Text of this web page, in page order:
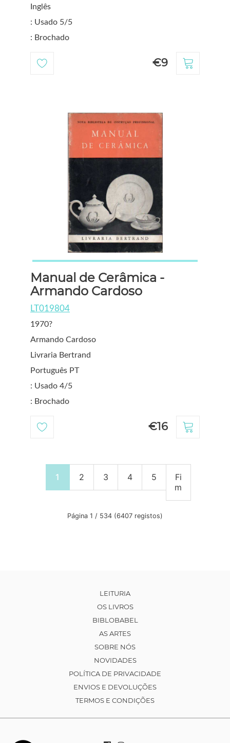
Inglês
: Usado 5/5
: Brochado
€9
Manual de Cerâmica -
Armando Cardoso
LT019804
1970?
Armando Cardoso
Livraria Bertrand
Português PT
: Usado 4/5
: Brochado
€16
1 2 3 4 5
Fi
m
Página 1 / 534 (6407 registos)
LEITURIA
OS LIVROS
BIBLOBABEL
AS ARTES
SOBRE NÓS
NOVIDADES
POLÍTICA DE PRIVACIDADE
ENVIOS E DEVOLUÇÕES
TERMOS E CONDIÇÕES